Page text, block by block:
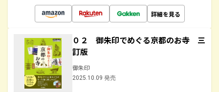
詳細を見る
０２ 御朱印でめぐる京都のお寺 三
訂版
御朱印
2025.10.09 発売